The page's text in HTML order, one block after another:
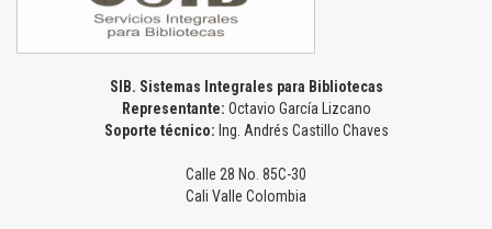
SIB. Sistemas Integrales para Bibliotecas
Representante: Octavio García Lizcano
Soporte técnico: Ing. Andrés Castillo Chaves
Calle 28 No. 85C-30
Cali Valle Colombia